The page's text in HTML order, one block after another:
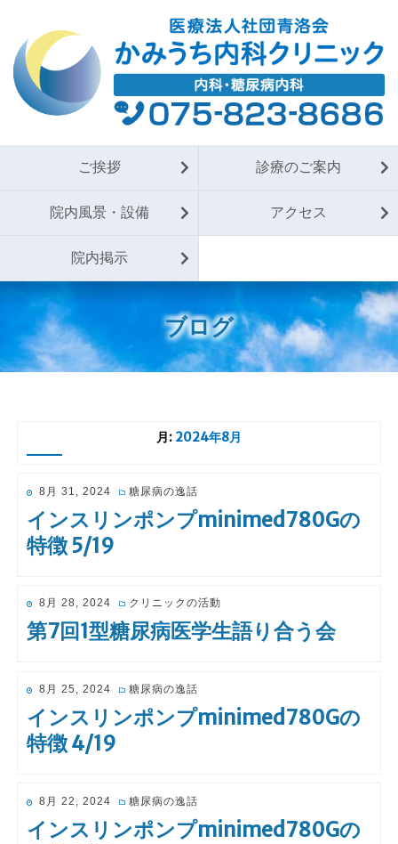
ご挨拶 診療のご案内
院内風景・設備 アクセス
院内掲示
ブログ
月: 2024年8月
投
日:
8月 31, 2024 糖尿病の逸話
インスリンポンプminimed780Gの
特徴 5/19
投
稿
日:
8月 28, 2024 クリニックの活動
第7回1型糖尿病医学生語り合う会
投
日:
8月 25, 2024 糖尿病の逸話
インスリンポンプminimed780Gの
特徴 4/19
投
日:
8月 22, 2024 糖尿病の逸話
インスリンポンプminimed780Gの